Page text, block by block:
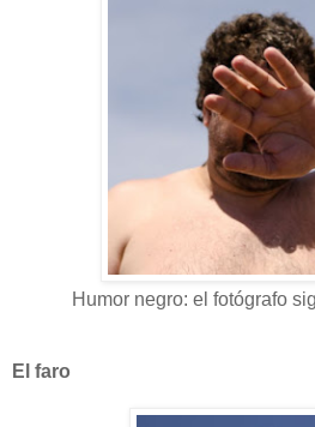
Humor negro: el fotógrafo
El faro